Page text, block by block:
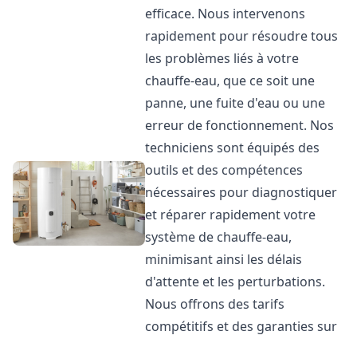
efficace. Nous intervenons
rapidement pour résoudre tous
les problèmes liés à votre
chauffe-eau, que ce soit une
panne, une fuite d'eau ou une
erreur de fonctionnement. Nos
techniciens sont équipés des
outils et des compétences
nécessaires pour diagnostiquer
et réparer rapidement votre
système de chauffe-eau,
minimisant ainsi les délais
d'attente et les perturbations.
Nous offrons des tarifs
compétitifs et des garanties sur